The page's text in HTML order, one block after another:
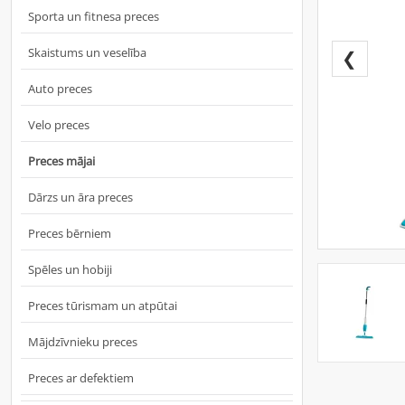
Sporta un fitnesa preces
Skaistums un veselība
Auto preces
Velo preces
Preces mājai
Dārzs un āra preces
Preces bērniem
Spēles un hobiji
Preces tūrismam un atpūtai
Mājdzīvnieku preces
Preces ar defektiem
❮